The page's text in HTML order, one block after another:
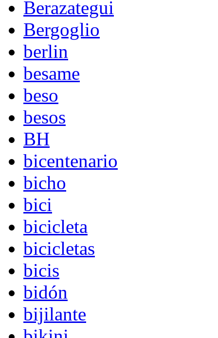
Berazategui
Bergoglio
berlin
besame
beso
besos
BH
bicentenario
bicho
bici
bicicleta
bicicletas
bicis
bidón
bijilante